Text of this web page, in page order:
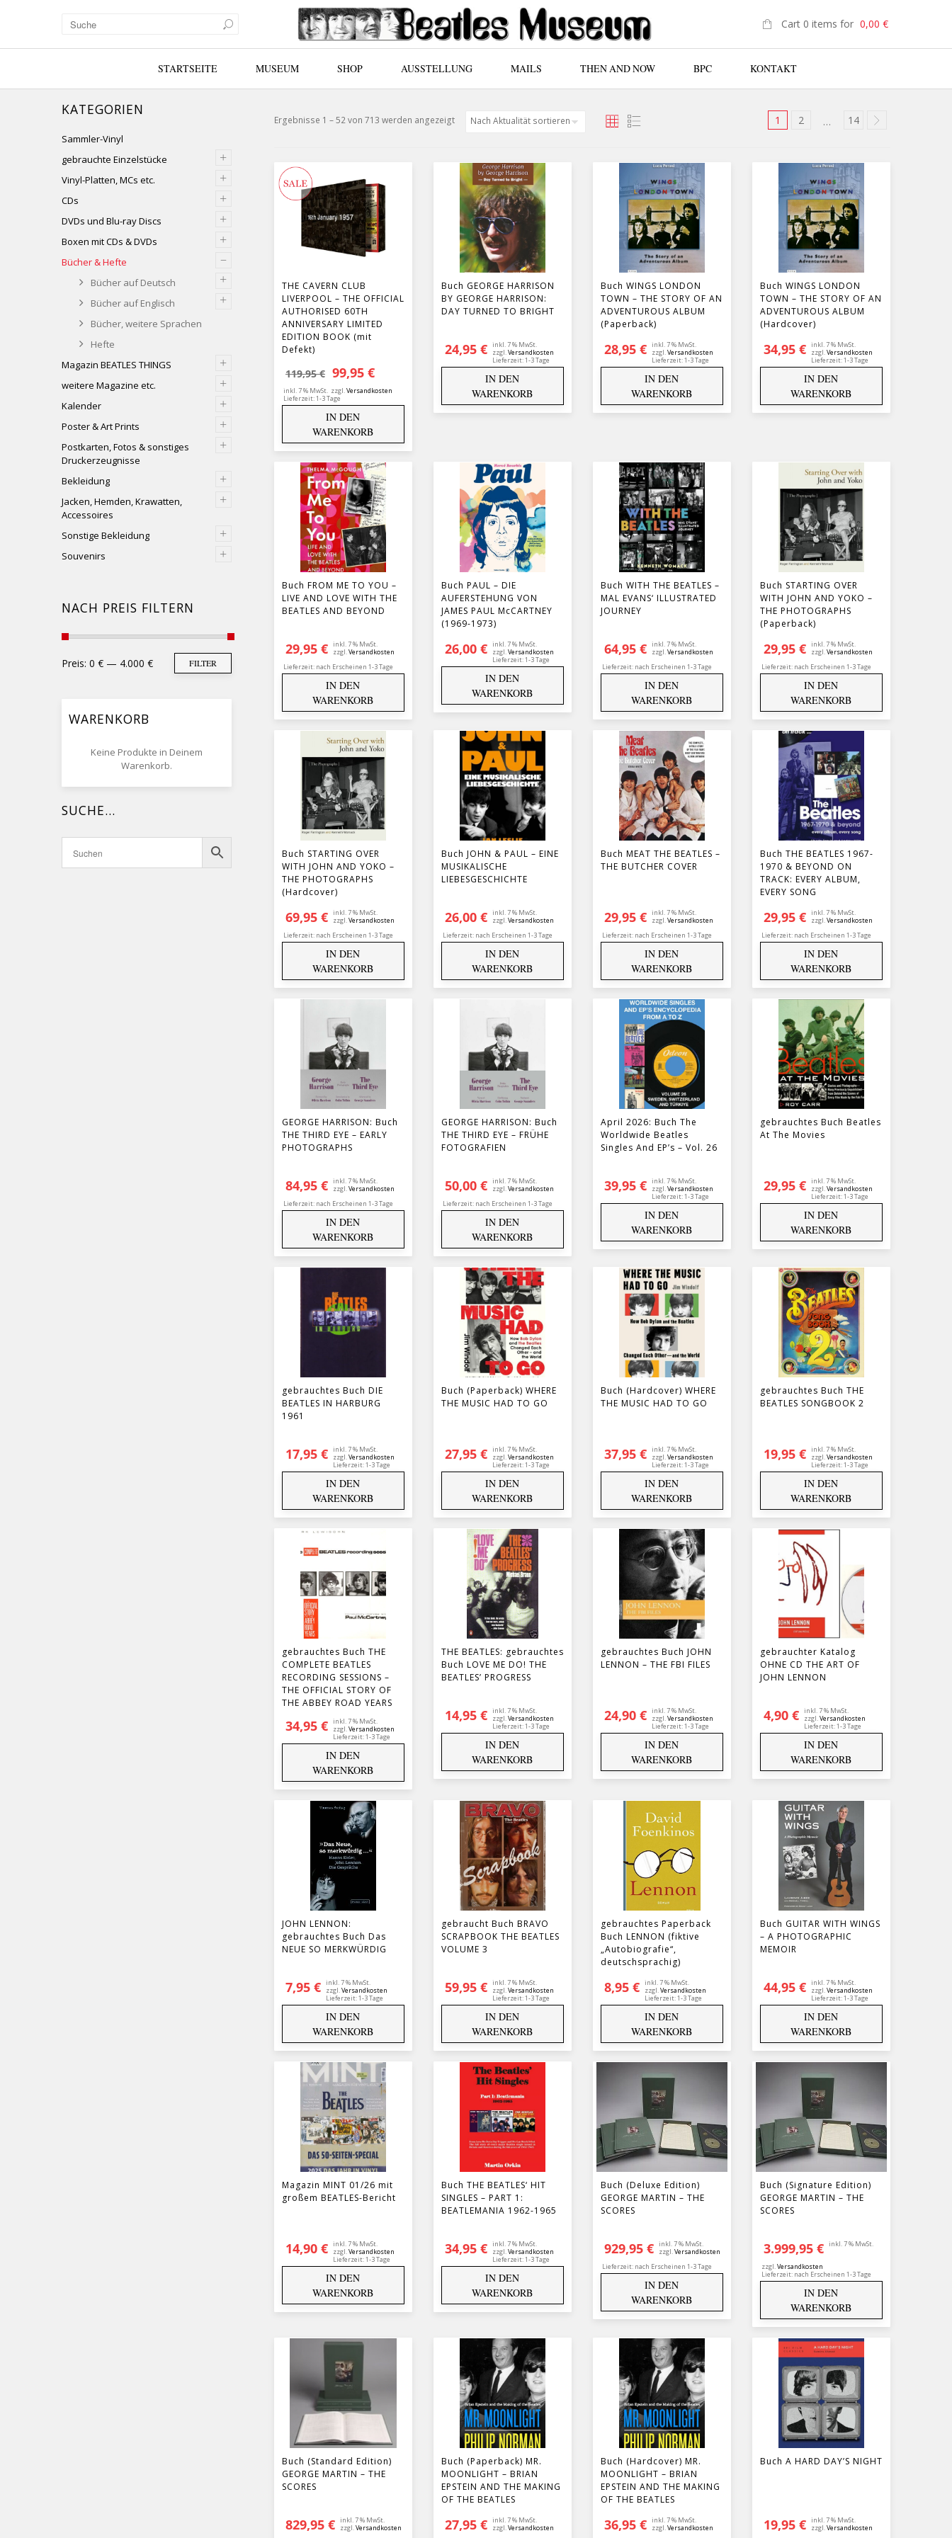
Cart 0 items for 0,00 €
STARTSEITE MUSEUM SHOP AUSSTELLUNG MAILS THEN AND NOW BPC KONTAKT
KATEGORIEN
Sammler-Vinyl
+
gebrauchte Einzelstücke
+
Vinyl-Platten, MCs etc.
+
CDs
+
DVDs und Blu-ray Discs
+
Boxen mit CDs & DVDs
–
Bücher & Hefte
+
Bücher auf Deutsch
+
Bücher auf Englisch
Bücher, weitere Sprachen
Hefte
+
Magazin BEATLES THINGS
+
weitere Magazine etc.
+
Kalender
+
Poster & Art Prints
+
Postkarten, Fotos & sonstiges
Druckerzeugnisse
+
Bekleidung
+
Jacken, Hemden, Krawatten,
Accessoires
+
Sonstige Bekleidung
+
Souvenirs
NACH PREIS FILTERN
FILTER
Preis: 0 € — 4.000 €
WARENKORB
Keine Produkte in Deinem
Warenkorb.
SUCHE…
Ergebnisse 1 – 52 von 713 werden angezeigtNach Aktualität sortiert 1 2 … 14
THE CAVERN CLUB
LIVERPOOL – THE OFFICIAL
AUTHORISED 60TH
ANNIVERSARY LIMITED
EDITION BOOK (mit
Defekt)
119,95€ Ursprünglicher Preis war: 119,95 €
99,95 €Aktueller Preis ist: 99,95 €.
inkl. 7 % MwSt. zzgl.Versandkosten
Lieferzeit:1-3 Tage
IN DEN
WARENKORB
Buch GEORGE HARRISON
BY GEORGE HARRISON:
DAY TURNED TO BRIGHT
24,95 €
inkl. 7 % MwSt.
zzgl.Versandkosten
Lieferzeit:1-3 Tage
IN DEN
WARENKORB
Buch WINGS LONDON
TOWN – THE STORY OF AN
ADVENTUROUS ALBUM
(Paperback)
28,95 €
inkl. 7 % MwSt.
zzgl.Versandkosten
Lieferzeit:1-3 Tage
IN DEN
WARENKORB
Buch WINGS LONDON
TOWN – THE STORY OF AN
ADVENTUROUS ALBUM
(Hardcover)
34,95 €
inkl. 7 % MwSt.
zzgl.Versandkosten
Lieferzeit:1-3 Tage
IN DEN
WARENKORB
Buch FROM ME TO YOU –
LIVE AND LOVE WITH THE
BEATLES AND BEYOND
29,95 €
inkl. 7 % MwSt.
zzgl.Versandkosten
Lieferzeit: nach Erscheinen 1-3 Tage
IN DEN
WARENKORB
Buch PAUL – DIE
AUFERSTEHUNG VON
JAMES PAUL McCARTNEY
(1969-1973)
26,00 €
inkl. 7 % MwSt.
zzgl.Versandkosten
Lieferzeit:1-3 Tage
IN DEN
WARENKORB
Buch WITH THE BEATLES –
MAL EVANS‘ ILLUSTRATED
JOURNEY
64,95 €
inkl. 7 % MwSt.
zzgl.Versandkosten
Lieferzeit: nach Erscheinen 1-3 Tage
IN DEN
WARENKORB
Buch STARTING OVER
WITH JOHN AND YOKO –
THE PHOTOGRAPHS
(Paperback)
29,95 €
inkl. 7 % MwSt.
zzgl.Versandkosten
Lieferzeit: nach Erscheinen 1-3 Tage
IN DEN
WARENKORB
Buch STARTING OVER
WITH JOHN AND YOKO –
THE PHOTOGRAPHS
(Hardcover)
69,95 €
inkl. 7 % MwSt.
zzgl.Versandkosten
Lieferzeit: nach Erscheinen 1-3 Tage
IN DEN
WARENKORB
Buch JOHN & PAUL – EINE
MUSIKALISCHE
LIEBESGESCHICHTE
26,00 €
inkl. 7 % MwSt.
zzgl.Versandkosten
Lieferzeit: nach Erscheinen 1-3 Tage
IN DEN
WARENKORB
Buch MEAT THE BEATLES –
THE BUTCHER COVER
29,95 €
inkl. 7 % MwSt.
zzgl.Versandkosten
Lieferzeit: nach Erscheinen 1-3 Tage
IN DEN
WARENKORB
Buch THE BEATLES 1967-
1970 & BEYOND ON
TRACK: EVERY ALBUM,
EVERY SONG
29,95 €
inkl. 7 % MwSt.
zzgl.Versandkosten
Lieferzeit: nach Erscheinen 1-3 Tage
IN DEN
WARENKORB
GEORGE HARRISON: Buch
THE THIRD EYE – EARLY
PHOTOGRAPHS
84,95 €
inkl. 7 % MwSt.
zzgl.Versandkosten
Lieferzeit: nach Erscheinen 1-3 Tage
IN DEN
WARENKORB
GEORGE HARRISON: Buch
THE THIRD EYE – FRÜHE
FOTOGRAFIEN
50,00 €
inkl. 7 % MwSt.
zzgl.Versandkosten
Lieferzeit: nach Erscheinen 1-3 Tage
IN DEN
WARENKORB
April 2026: Buch The
Worldwide Beatles
Singles And EP’s – Vol. 26
39,95 €
inkl. 7 % MwSt.
zzgl.Versandkosten
Lieferzeit:1-3 Tage
IN DEN
WARENKORB
gebrauchtes Buch Beatles
At The Movies
29,95 €
inkl. 7 % MwSt.
zzgl.Versandkosten
Lieferzeit:1-3 Tage
IN DEN
WARENKORB
gebrauchtes Buch DIE
BEATLES IN HARBURG
1961
17,95 €
inkl. 7 % MwSt.
zzgl.Versandkosten
Lieferzeit:1-3 Tage
IN DEN
WARENKORB
Buch (Paperback) WHERE
THE MUSIC HAD TO GO
27,95 €
inkl. 7 % MwSt.
zzgl.Versandkosten
Lieferzeit:1-3 Tage
IN DEN
WARENKORB
Buch (Hardcover) WHERE
THE MUSIC HAD TO GO
37,95 €
inkl. 7 % MwSt.
zzgl.Versandkosten
Lieferzeit:1-3 Tage
IN DEN
WARENKORB
gebrauchtes Buch THE
BEATLES SONGBOOK 2
19,95 €
inkl. 7 % MwSt.
zzgl.Versandkosten
Lieferzeit:1-3 Tage
IN DEN
WARENKORB
gebrauchtes Buch THE
COMPLETE BEATLES
RECORDING SESSIONS –
THE OFFICIAL STORY OF
THE ABBEY ROAD YEARS
34,95 €
inkl. 7 % MwSt.
zzgl.Versandkosten
Lieferzeit:1-3 Tage
IN DEN
WARENKORB
THE BEATLES: gebrauchtes
Buch LOVE ME DO! THE
BEATLES’ PROGRESS
14,95 €
inkl. 7 % MwSt.
zzgl.Versandkosten
Lieferzeit:1-3 Tage
IN DEN
WARENKORB
gebrauchtes Buch JOHN
LENNON – THE FBI FILES
24,90 €
inkl. 7 % MwSt.
zzgl.Versandkosten
Lieferzeit:1-3 Tage
IN DEN
WARENKORB
gebrauchter Katalog
OHNE CD THE ART OF
JOHN LENNON
4,90 €
inkl. 7 % MwSt.
zzgl.Versandkosten
Lieferzeit:1-3 Tage
IN DEN
WARENKORB
JOHN LENNON:
gebrauchtes Buch Das
NEUE SO MERKWÜRDIG
7,95 €
inkl. 7 % MwSt.
zzgl.Versandkosten
Lieferzeit:1-3 Tage
IN DEN
WARENKORB
gebraucht Buch BRAVO
SCRAPBOOK THE BEATLES
VOLUME 3
59,95 €
inkl. 7 % MwSt.
zzgl.Versandkosten
Lieferzeit:1-3 Tage
IN DEN
WARENKORB
gebrauchtes Paperback
Buch LENNON (fiktive
„Autobiografie“,
deutschsprachig)
8,95 €
inkl. 7 % MwSt.
zzgl.Versandkosten
Lieferzeit:1-3 Tage
IN DEN
WARENKORB
Buch GUITAR WITH WINGS
– A PHOTOGRAPHIC
MEMOIR
44,95 €
inkl. 7 % MwSt.
zzgl.Versandkosten
Lieferzeit:1-3 Tage
IN DEN
WARENKORB
Magazin MINT 01/26 mit
großem BEATLES-Bericht
14,90 €
inkl. 7 % MwSt.
zzgl.Versandkosten
Lieferzeit:1-3 Tage
IN DEN
WARENKORB
Buch THE BEATLES‘ HIT
SINGLES – PART 1:
BEATLEMANIA 1962-1965
34,95 €
inkl. 7 % MwSt.
zzgl.Versandkosten
Lieferzeit:1-3 Tage
IN DEN
WARENKORB
Buch (Deluxe Edition)
GEORGE MARTIN – THE
SCORES
929,95 €
inkl. 7 % MwSt.
zzgl.Versandkosten
Lieferzeit: nach Erscheinen 1-3 Tage
IN DEN
WARENKORB
Buch (Signature Edition)
GEORGE MARTIN – THE
SCORES
3.999,95 € inkl. 7 % MwSt.
zzgl.Versandkosten
Lieferzeit: nach Erscheinen 1-3 Tage
IN DEN
WARENKORB
Buch (Standard Edition)
GEORGE MARTIN – THE
SCORES
829,95 €
inkl. 7 % MwSt.
zzgl.Versandkosten
Buch (Paperback) MR.
MOONLIGHT – BRIAN
EPSTEIN AND THE MAKING
OF THE BEATLES
27,95 €
inkl. 7 % MwSt.
zzgl.Versandkosten
Buch (Hardcover) MR.
MOONLIGHT – BRIAN
EPSTEIN AND THE MAKING
OF THE BEATLES
36,95 €
inkl. 7 % MwSt.
zzgl.Versandkosten
Buch A HARD DAY’S NIGHT
19,95 €
inkl. 7 % MwSt.
zzgl.Versandkosten